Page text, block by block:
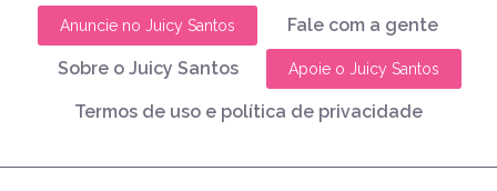
Anuncie no Juicy Santos Fale com a gente
Sobre o Juicy Santos Apoie o Juicy Santos
Termos de uso e política de privacidade